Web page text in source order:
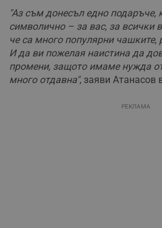
"Аз съм донесъл едно подаръче,
символично – за вас, за всички
че са много популярни чашките,
И да ви пожелая наистина да
промени, защото имаме нужда
много отдавна", заяви Атанасов
РЕКЛАМА